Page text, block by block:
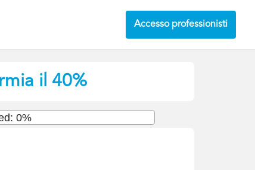
Accesso professionisti
il 40%
0%